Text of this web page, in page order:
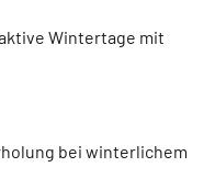
Wintertage mit
bei winterlichem